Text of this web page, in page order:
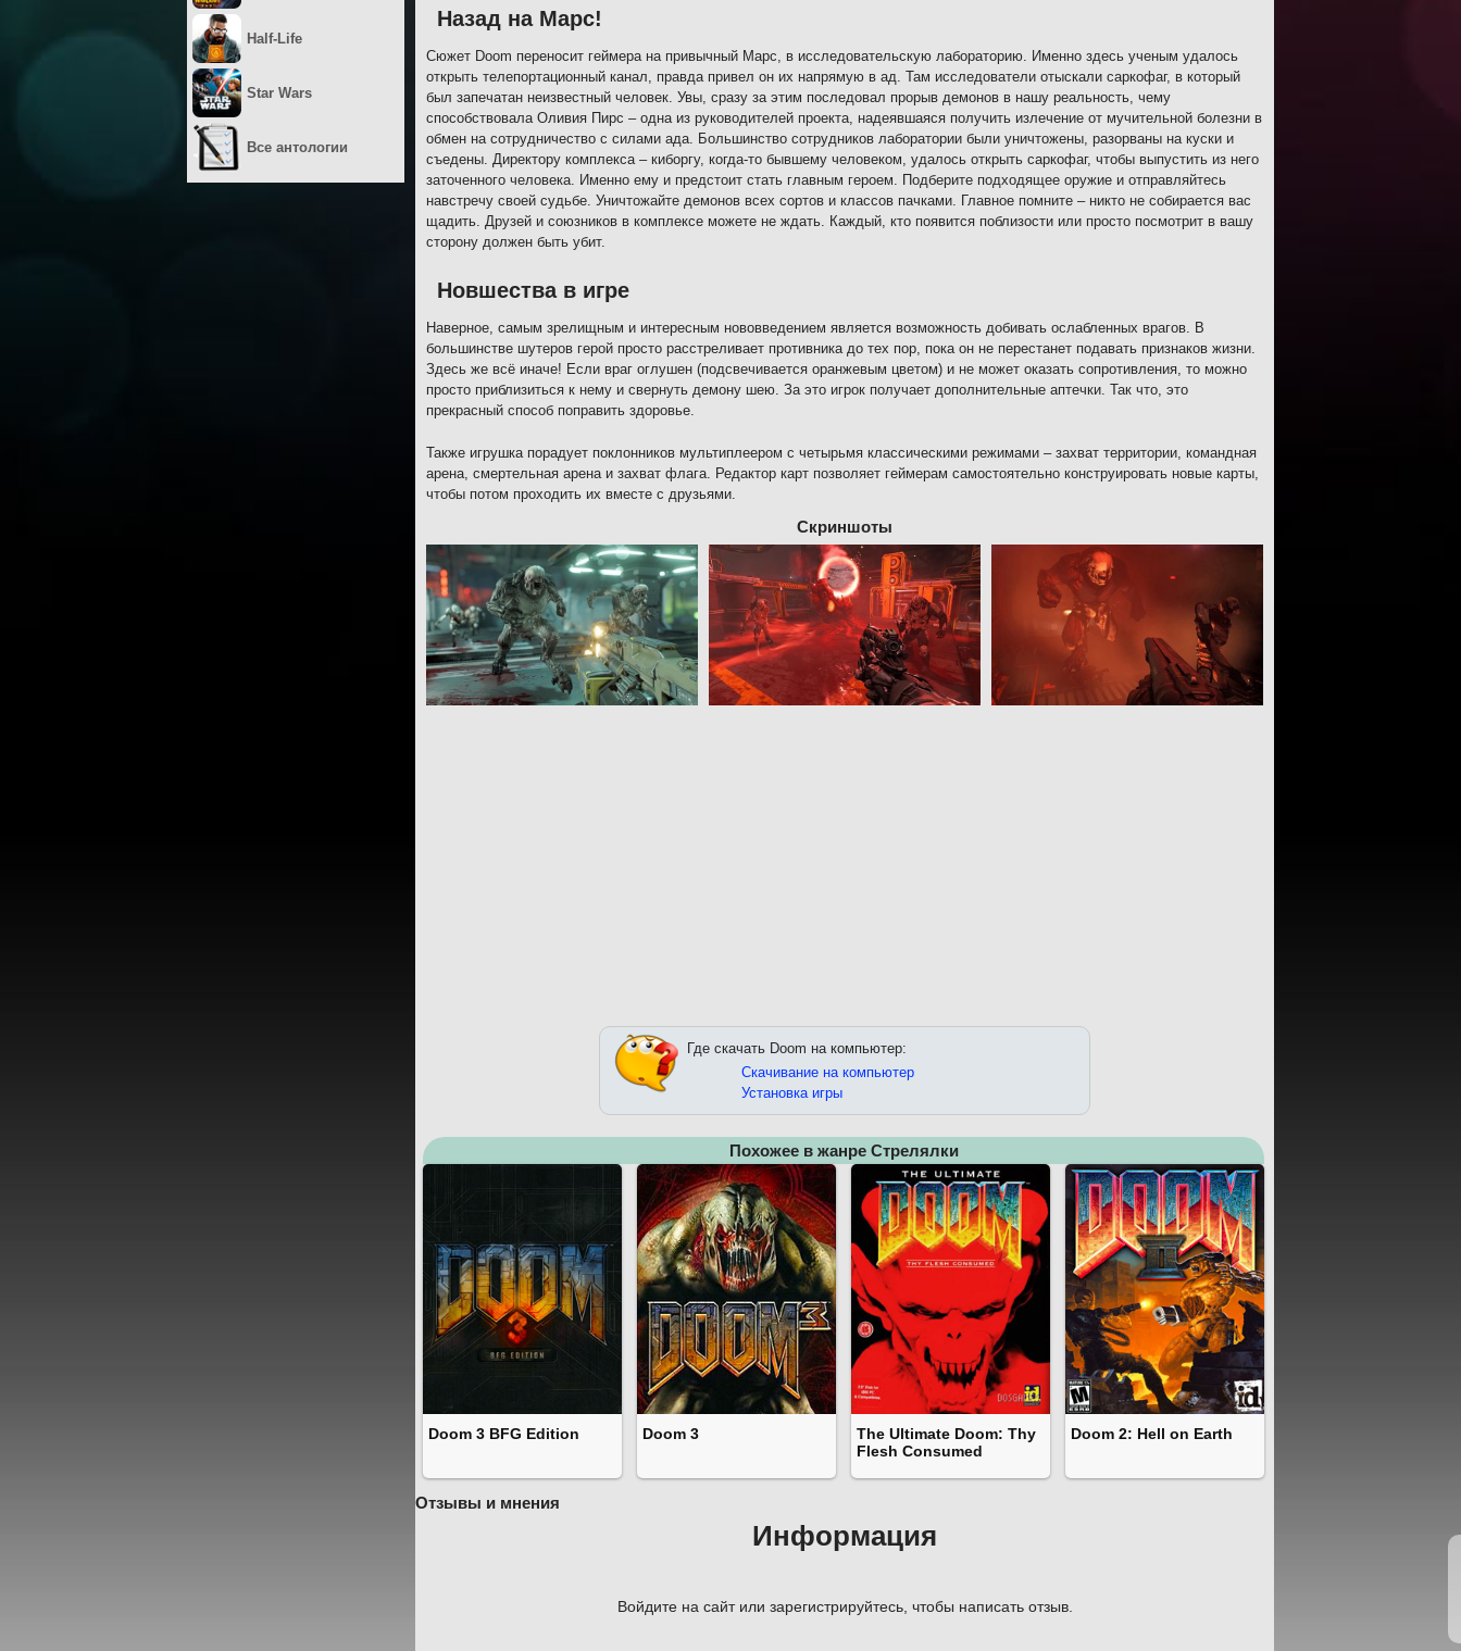
Назад на Марс!
Сюжет Doom переносит геймера на привычный Марс, в исследовательскую лабораторию. Именно здесь ученым удалось
открыть телепортационный канал, правда привел он их напрямую в ад. Там исследователи отыскали саркофаг, в который
был запечатан неизвестный человек. Увы, сразу за этим последовал прорыв демонов в нашу реальность, чему
способствовала Оливия Пирс – одна из руководителей проекта, надеявшаяся получить излечение от мучительной болезни в
обмен на сотрудничество с силами ада. Большинство сотрудников лаборатории были уничтожены, разорваны на куски и
съедены. Директору комплекса – киборгу, когда-то бывшему человеком, удалось открыть саркофаг, чтобы выпустить из него
заточенного человека. Именно ему и предстоит стать главным героем. Подберите подходящее оружие и отправляйтесь
навстречу своей судьбе. Уничтожайте демонов всех сортов и классов пачками. Главное помните – никто не собирается вас
щадить. Друзей и союзников в комплексе можете не ждать. Каждый, кто появится поблизости или просто посмотрит в вашу
сторону должен быть убит.
Новшества в игре
Наверное, самым зрелищным и интересным нововведением является возможность добивать ослабленных врагов. В
большинстве шутеров герой просто расстреливает противника до тех пор, пока он не перестанет подавать признаков жизни.
Здесь же всё иначе! Если враг оглушен (подсвечивается оранжевым цветом) и не может оказать сопротивления, то можно
просто приблизиться к нему и свернуть демону шею. За это игрок получает дополнительные аптечки. Так что, это
прекрасный способ поправить здоровье.
Также игрушка порадует поклонников мультиплеером с четырьмя классическими режимами – захват территории, командная
арена, смертельная арена и захват флага. Редактор карт позволяет геймерам самостоятельно конструировать новые карты,
чтобы потом проходить их вместе с друзьями.
Скриншоты
Где скачать Doom на компьютер:
Скачивание на компьютер
Установка игры
Похожее в жанре Стрелялки
Doom 3 BFG Edition Doom 3
The Ultimate Doom: Thy
Flesh Consumed
Doom 2: Hell on Earth
Отзывы и мнения
Информация
Войдите на сайт или зарегистрируйтесь, чтобы написать отзыв.
Half-Life
Star Wars
Все антологии